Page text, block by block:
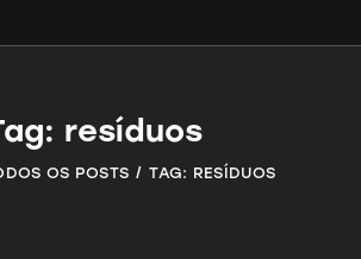
resíduos
OS POSTS TAG: RESÍDUOS